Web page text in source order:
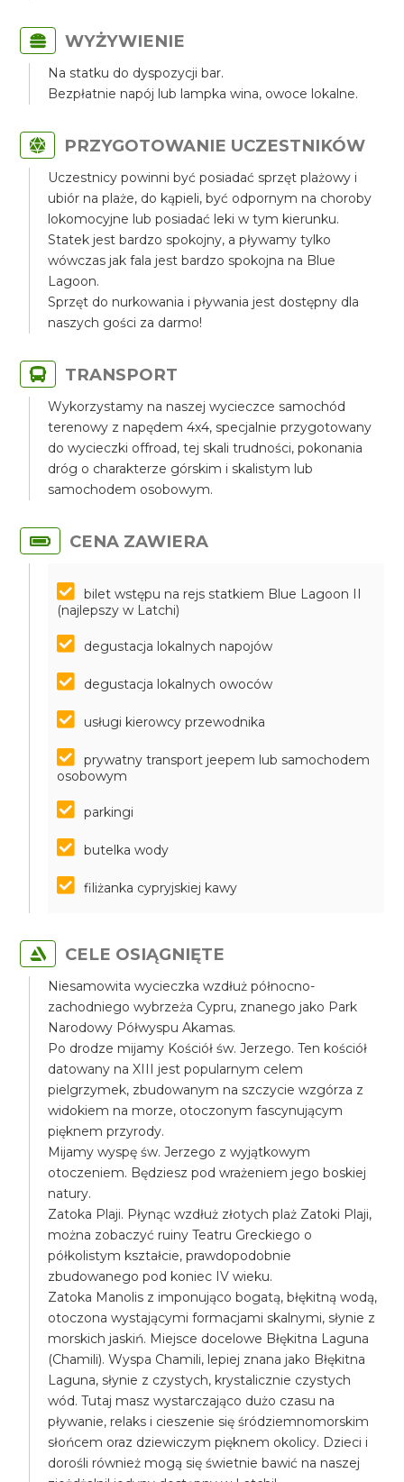
WYŻYWIENIE
Na statku do dyspozycji bar.
Bezpłatnie napój lub lampka wina, owoce lokalne.
PRZYGOTOWANIE UCZESTNIKÓW
Uczestnicy powinni być posiadać sprzęt plażowy i
ubiór na plaże, do kąpieli, być odpornym na choroby
lokomocyjne lub posiadać leki w tym kierunku.
Statek jest bardzo spokojny, a pływamy tylko
wówczas jak fala jest bardzo spokojna na Blue
Lagoon.
Sprzęt do nurkowania i pływania jest dostępny dla
naszych gości za darmo!
TRANSPORT
Wykorzystamy na naszej wycieczce samochód
terenowy z napędem 4x4, specjalnie przygotowany
do wycieczki offroad, tej skali trudności, pokonania
dróg o charakterze górskim i skalistym lub
samochodem osobowym.
CENA ZAWIERA
bilet wstępu na rejs statkiem Blue Lagoon II
(najlepszy w Latchi)
degustacja lokalnych napojów
degustacja lokalnych owoców
usługi kierowcy przewodnika
prywatny transport jeepem lub samochodem
osobowym
parkingi
butelka wody
filiżanka cypryjskiej kawy
CELE OSIĄGNIĘTE
Niesamowita wycieczka wzdłuż północno-
zachodniego wybrzeża Cypru, znanego jako Park
Narodowy Półwyspu Akamas.
Po drodze mijamy Kościół św. Jerzego. Ten kościół
datowany na XIII jest popularnym celem
pielgrzymek, zbudowanym na szczycie wzgórza z
widokiem na morze, otoczonym fascynującym
pięknem przyrody.
Mijamy wyspę św. Jerzego z wyjątkowym
otoczeniem. Będziesz pod wrażeniem jego boskiej
natury.
Zatoka Plaji. Płynąc wzdłuż złotych plaż Zatoki Plaji,
można zobaczyć ruiny Teatru Greckiego o
półkolistym kształcie, prawdopodobnie
zbudowanego pod koniec IV wieku.
Zatoka Manolis z imponująco bogatą, błękitną wodą,
otoczona wystającymi formacjami skalnymi, słynie z
morskich jaskiń. Miejsce docelowe Błękitna Laguna
(Chamili). Wyspa Chamili, lepiej znana jako Błękitna
Laguna, słynie z czystych, krystalicznie czystych
wód. Tutaj masz wystarczająco dużo czasu na
pływanie, relaks i cieszenie się śródziemnomorskim
słońcem oraz dziewiczym pięknem okolicy. Dzieci i
dorośli również mogą się świetnie bawić na naszej